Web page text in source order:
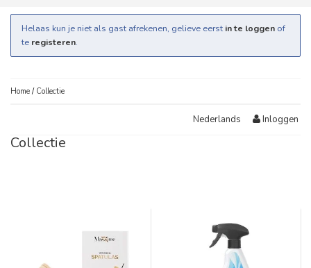
Helaas kun je niet als gast afrekenen, gelieve eerst in te loggen of
te registeren.
Home / Collectie
Nederlands Inloggen
Collectie